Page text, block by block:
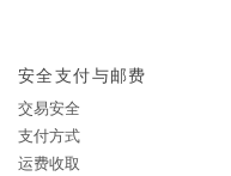
安全支付与邮费
交易安全
支付方式
运费收取